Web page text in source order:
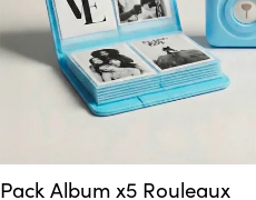
Pack Album x5 Rouleaux